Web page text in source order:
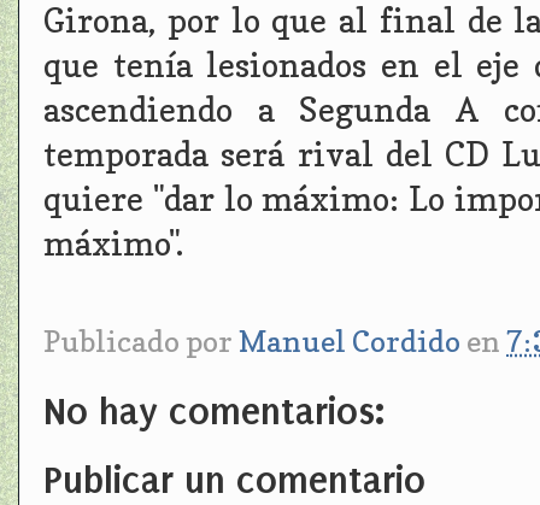
Girona, por lo que al final de
que tenía lesionados en el eje
ascendiendo a Segunda A
temporada será rival del CD
quiere "dar lo máximo: Lo
máximo".
Publicado por Manuel Cordido en
No hay comentarios:
Publicar un comentario